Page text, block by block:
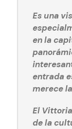
Es una
en la
entrada
merece
El
de la